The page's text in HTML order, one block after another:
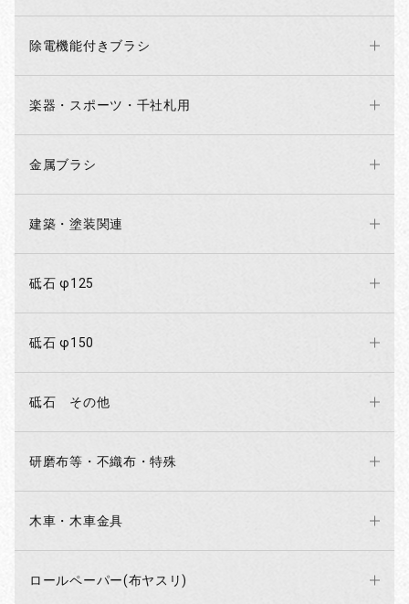
除電機能付きブラシ
楽器・スポーツ・千社札用
金属ブラシ
建築・塗装関連
砥石 φ125
砥石 φ150
砥石 その他
研磨布等・不織布・特殊
木車・木車金具
ロールペーパー(布ヤスリ)